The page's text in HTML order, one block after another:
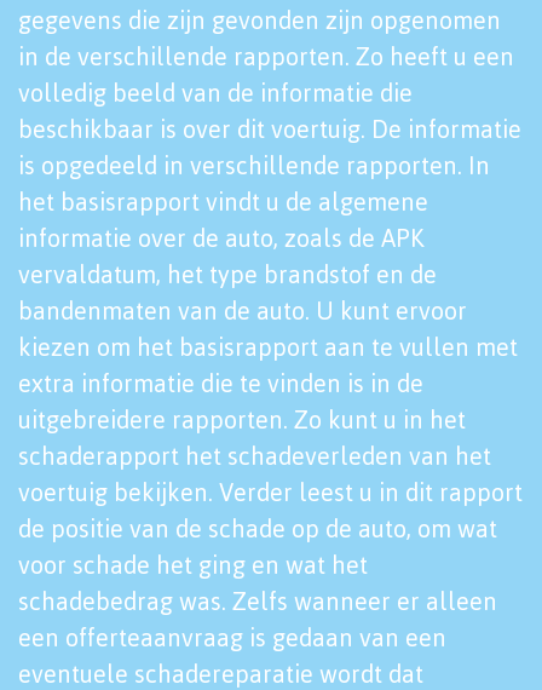
gegevens die zijn gevonden zijn opgenomen
in de verschillende rapporten. Zo heeft u een
volledig beeld van de informatie die
beschikbaar is over dit voertuig. De informatie
is opgedeeld in verschillende rapporten. In
het basisrapport vindt u de algemene
informatie over de auto, zoals de APK
vervaldatum, het type brandstof en de
bandenmaten van de auto. U kunt ervoor
kiezen om het basisrapport aan te vullen met
extra informatie die te vinden is in de
uitgebreidere rapporten. Zo kunt u in het
schaderapport het schadeverleden van het
voertuig bekijken. Verder leest u in dit rapport
de positie van de schade op de auto, om wat
voor schade het ging en wat het
schadebedrag was. Zelfs wanneer er alleen
een offerteaanvraag is gedaan van een
eventuele schadereparatie wordt dat